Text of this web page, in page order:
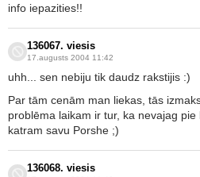
info iepazities!!
136067. viesis
17.augusts 2004 11:42
uhh... sen nebiju tik daudz rakstijis :)
Par tām cenām man liekas, tās
problēma laikam ir tur, ka nevajag
katram savu Porshe ;)
136068. viesis